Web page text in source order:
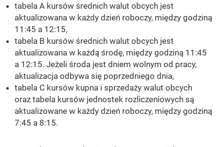
tabela A kursów średnich walut obcych jest
aktualizowana w każdy dzień roboczy, między godziną
11:45 a 12:15,
tabela B kursów średnich walut obcych jest
aktualizowana w każdą środę, między godziną 11:45
a 12:15. Jeżeli środa jest dniem wolnym od pracy,
aktualizacja odbywa się poprzedniego dnia,
tabela C kursów kupna i sprzedaży walut obcych
oraz tabela kursów jednostek rozliczeniowych są
aktualizowane w każdy dzień roboczy, między godziną
7:45 a 8:15.